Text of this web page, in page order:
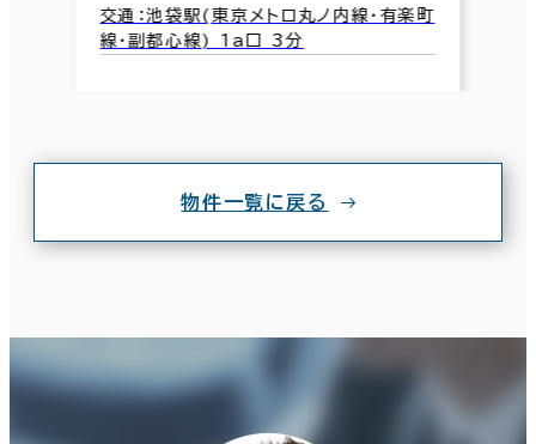
交通：池袋駅(東京メトロ丸ノ内線･有楽町
線･副都心線) 1a口 3分
物件一覧に戻る